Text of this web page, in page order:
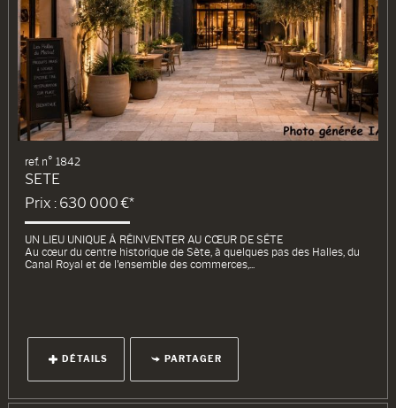
ref. n° 1842
SETE
Prix : 630 000 €*
UN LIEU UNIQUE À RÉINVENTER AU CŒUR DE SÈTE
Au cœur du centre historique de Sète, à quelques pas des Halles, du
Canal Royal et de l'ensemble des commerces,...
DÉTAILS PARTAGER